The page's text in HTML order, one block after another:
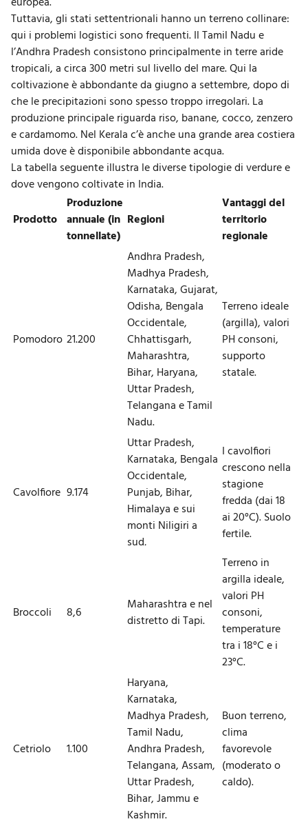
Tuttavia, gli stati settentrionali hanno un terreno collinare:
qui i problemi logistici sono frequenti. Il Tamil Nadu e
l’Andhra Pradesh consistono principalmente in terre aride
tropicali, a circa 300 metri sul livello del mare. Qui la
coltivazione è abbondante da giugno a settembre, dopo di
che le precipitazioni sono spesso troppo irregolari. La
produzione principale riguarda riso, banane, cocco, zenzero
e cardamomo. Nel Kerala c’è anche una grande area costiera
umida dove è disponibile abbondante acqua.
La tabella seguente illustra le diverse tipologie di verdure e
dove vengono coltivate in India.
Prodotto
Produzione
annuale (in
tonnellate)
Regioni
Vantaggi del
territorio
regionale
Pomodoro 21.200
Andhra Pradesh,
Madhya Pradesh,
Karnataka, Gujarat,
Odisha, Bengala
Occidentale,
Chhattisgarh,
Maharashtra,
Bihar, Haryana,
Uttar Pradesh,
Telangana e Tamil
Nadu.
Terreno ideale
(argilla), valori
PH consoni,
supporto
statale.
Cavolfiore 9.174
Uttar Pradesh,
Karnataka, Bengala
Occidentale,
Punjab, Bihar,
Himalaya e sui
monti Niligiri a
sud.
I cavolfiori
crescono nella
stagione
fredda (dai 18
ai 20°C). Suolo
fertile.
Broccoli 8,6
Maharashtra e nel
distretto di Tapi.
Terreno in
argilla ideale,
valori PH
consoni,
temperature
tra i 18°C e i
23°C.
Cetriolo 1.100
Haryana,
Karnataka,
Madhya Pradesh,
Tamil Nadu,
Andhra Pradesh,
Telangana, Assam,
Uttar Pradesh,
Bihar, Jammu e
Kashmir.
Buon terreno,
clima
favorevole
(moderato o
caldo).